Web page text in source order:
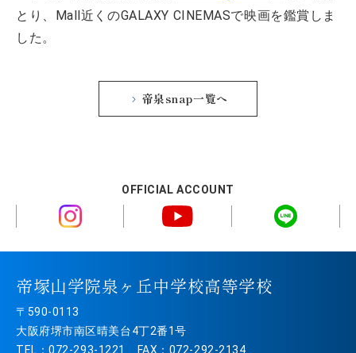
とり、Mall近くのGALAXY CINEMASで映画を鑑賞しま
した。
帝泉snap一覧へ
OFFICIAL ACCOUNT
帝塚山学院泉ヶ丘中学校高等学校
〒590-0113
大阪府堺市南区晴美台4丁2番1号
TEL：072-293-1221 FAX：072-292-2134